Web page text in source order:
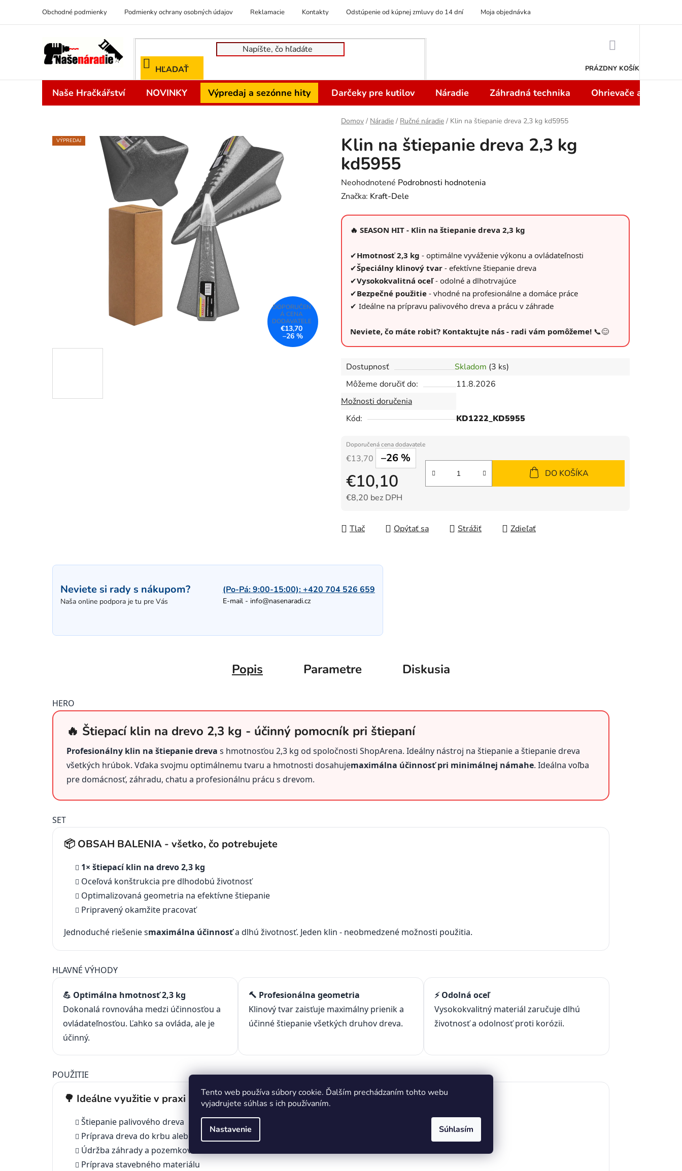
Tento web používa súbory cookie. Ďalším prechádzaním tohto webu
vyjadrujete súhlas s ich používaním.
Nastavenie Súhlasím
obsah
Obchodné podmienky Podmienky ochrany osobných údajov Reklamacie Kontakty Odstúpenie od kúpnej zmluvy do 14 dní Moja objednávka
HĽADAŤ PRÁZDNY KOŠÍK
Naše Hračkářství NOVINKY Výpredaj a sezónne hity Darčeky pre kutilov Náradie Záhradná technika Ohrievače a
Domov / Náradie / Ručné náradie / Klin na štiepanie dreva 2,3 kg kd5955
Klin na štiepanie dreva 2,3 kg
kd5955
Priemerné
hodnotenie
je
hviezdičiek.
Neohodnotené Podrobnosti hodnotenia
Značka: Kraft-Dele
🔥 SEASON HIT - Klin na štiepanie dreva 2,3 kg
✔Hmotnosť 2,3 kg - optimálne vyváženie výkonu a ovládateľnosti
✔Špeciálny klinový tvar - efektívne štiepanie dreva
✔Vysokokvalitná oceľ- odolné a dlhotrvajúce
✔Bezpečné použitie - vhodné na profesionálne a domáce práce
✔ Ideálne na prípravu palivového dreva a prácu v záhrade
Neviete, čo máte robiť? Kontaktujte nás - radi vám pomôžeme! 📞😊
Dostupnosť Skladom (3 ks)
Môžeme doručiť do:
11.8.2026
Možnosti doručenia
Kód:
KD1222_KD5955
€13,70 –26 %
€10,10
€8,20 bez DPH
DO KOŠÍKA
Tlač Opýtať sa Strážiť Zdieľať
VÝPREDAJ
€13,70
–26 %
Neviete si rady s nákupom?
Naša online podpora je tu pre Vás
(Po-Pá: 9:00-15:00):+420 704 526 659
E-mail - info@nasenaradi.cz
Popis Parametre Diskusia
HERO
🔥 Štiepací klin na drevo 2,3 kg - účinný pomocník pri štiepaní
Profesionálny klin na štiepanie dreva s hmotnosťou 2,3 kg od spoločnosti ShopArena. Ideálny nástroj na štiepanie a štiepanie dreva
všetkých hrúbok. Vďaka svojmu optimálnemu tvaru a hmotnosti dosahujemaximálna účinnosť pri minimálnej námahe. Ideálna voľba
pre domácnosť, záhradu, chatu a profesionálnu prácu s drevom.
SET
📦 OBSAH BALENIA - všetko, čo potrebujete
1× štiepací klin na drevo 2,3 kg
Oceľová konštrukcia pre dlhodobú životnosť
Optimalizovaná geometria na efektívne štiepanie
Pripravený okamžite pracovať
Jednoduché riešenie smaximálna účinnosťa dlhú životnosť. Jeden klin - neobmedzené možnosti použitia.
HLAVNÉ VÝHODY
💪 Optimálna hmotnosť 2,3 kg
Dokonalá rovnováha medzi účinnosťou a
ovládateľnosťou. Ľahko sa ovláda, ale je
účinný.
🔨 Profesionálna geometria
Klinový tvar zaisťuje maximálny prienik a
účinné štiepanie všetkých druhov dreva.
⚡ Odolná oceľ
Vysokokvalitný materiál zaručuje dlhú
životnosť a odolnosť proti korózii.
POUŽITIE
🌳 Ideálne využitie v praxi
Štiepanie palivového dreva
Príprava dreva do krbu alebo kachlí
Údržba záhrady a pozemkov
Príprava stavebného materiálu